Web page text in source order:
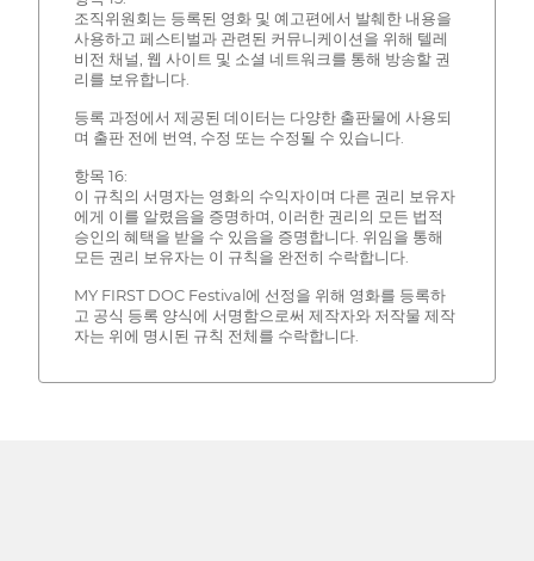
조직위원회는 등록된 영화 및 예고편에서 발췌한 내용을
사용하고 페스티벌과 관련된 커뮤니케이션을 위해 텔레
비전 채널, 웹 사이트 및 소셜 네트워크를 통해 방송할 권
리를 보유합니다.
등록 과정에서 제공된 데이터는 다양한 출판물에 사용되
며 출판 전에 번역, 수정 또는 수정될 수 있습니다.
항목 16:
이 규칙의 서명자는 영화의 수익자이며 다른 권리 보유자
에게 이를 알렸음을 증명하며, 이러한 권리의 모든 법적
승인의 혜택을 받을 수 있음을 증명합니다. 위임을 통해
모든 권리 보유자는 이 규칙을 완전히 수락합니다.
MY FIRST DOC Festival에 선정을 위해 영화를 등록하
고 공식 등록 양식에 서명함으로써 제작자와 저작물 제작
자는 위에 명시된 규칙 전체를 수락합니다.